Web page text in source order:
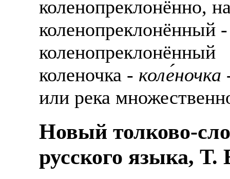
коленопреклонённо,
коленопреклонённый
коленопреклонённый
коленочка - коле́ночка
или река
Новый толково-
русского языка,